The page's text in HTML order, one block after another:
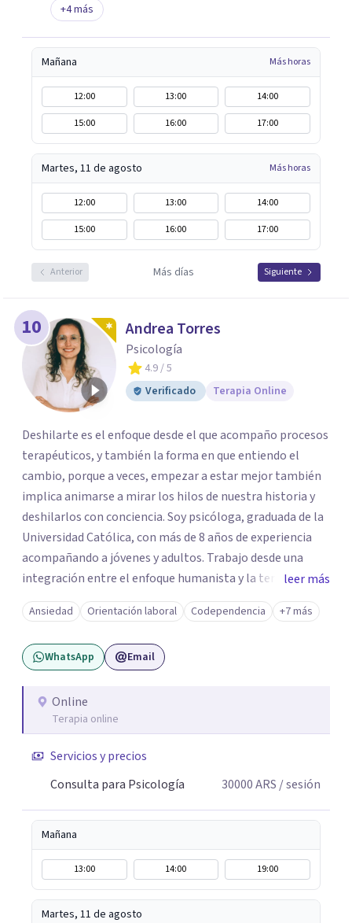
+4más
Mañana Más horas
12:00 13:00
14:00
15:00
16:00 17:00
Martes, 11 de agosto Más horas
12:00 13:00
14:00
15:00
16:00 17:00
Anterior Más días Siguiente
10 Andrea Torres
Psicología
4.9/ 5
Verificado
Terapia Online
Deshilarte es el enfoque desde el que acompaño procesos
terapéuticos, y también la forma en que entiendo el
cambio, porque a veces, empezar a estar mejor también
implica animarse a mirar los hilos de nuestra historia y
deshilarlos con conciencia. Soy psicóloga, graduada de la
Universidad Católica, con más de 8 años de experiencia
acompañando a jóvenes y adultos. Trabajo desde una
integración entre el enfoque humanista y la terapia
cognitivo-conductual (TCC), combinando una escucha
profunda, empática y sin juicios, con herramientas con
herramientas psicológicas que ayudan a reconocer
patrones, resignificar experiencias y construir cambios
puedas no solo sentirte escuchado/a, sino también
comprender lo que te pasa, identificar patrones que
afrontarlo.
leer más
Ansiedad Orientación laboral Codependencia +7 más
WhatsApp Email
Online
Terapia online
Servicios y precios
Consulta para Psicología
30000ARS / sesión
Mañana
13:00 14:00 19:00
Martes, 11 de agosto